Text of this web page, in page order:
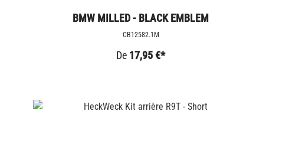
BMW MILLED - BLACK EMBLEM
CB12582.1M
De 17,95 €*